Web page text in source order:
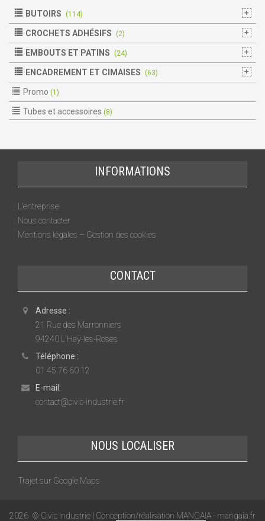
BUTOIRS (114)
CROCHETS ADHÉSIFS (2)
EMBOUTS ET PATINS (24)
ENCADREMENT ET CIMAISES (63)
Promo (1)
Tubes et accessoires (8)
INFORMATIONS
L’entreprise
Nous contacter
Mentions légales – Gestion des cookies
CONTACT
Adresse :
21 Rue des Marronniers
94240 L'Haÿ-les-Roses
Téléphone :
01 45 76 60 12
E-mail:
contact@civic-industrie.fr
NOUS LOCALISER
Trajet sur Google Maps
2026 © Civic Industrie | Conception/réalisation MANGAIA - mangaia.fr